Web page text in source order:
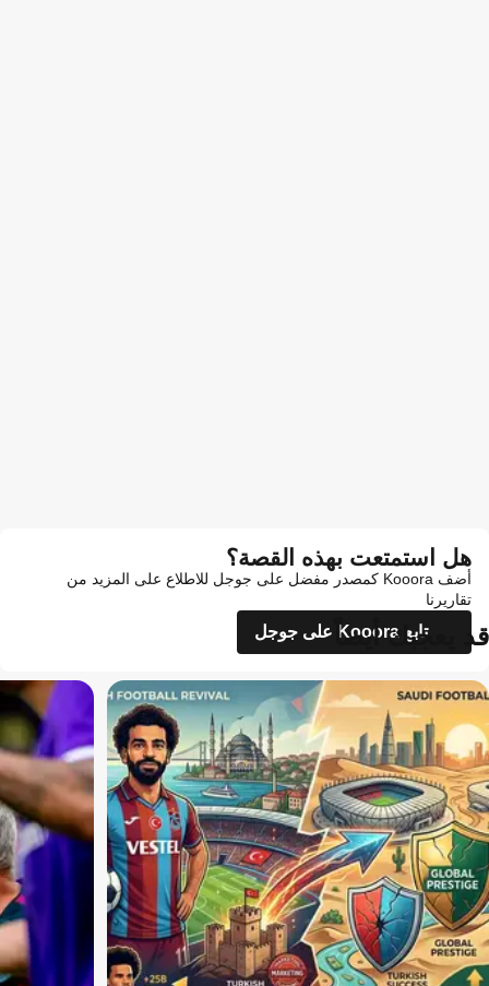
هل استمتعت بهذه القصة؟
أضف Kooora كمصدر مفضل على جوجل للاطلاع على المزيد من
تقاريرنا
تابع Kooora على جوجل
قد يعجبك أيضاً